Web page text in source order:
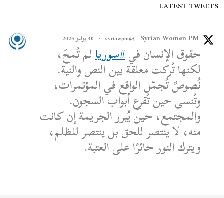
LATEST TWEETS
Syrian Women PM
@syriawpm
· 30 يوليو 2025
حقوق الإنسان في#سوريالم تُمحَ،
لكنها تُركت معلقة بين النص والنية.
نُصوصٌ تُجمّل الواقع في المؤتمرات،
وتُنسى حين تُقرع أبواب السجون.
والمجتمع، حين يُبرر الجريمة إن كانت
منه، لا ينتصر للحق بل ينتصر للظلم،
ويترك النور حائرًا على العتبة.
الكاتب: محمد الشماع